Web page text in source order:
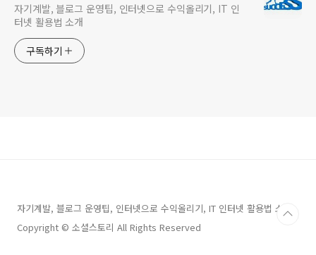
자기계발, 블로그 운영팁, 인터넷으로 수익올리기, IT 인
터넷 활용법 소개
구독하기
자기계발, 블로그 운영팁, 인터넷으로 수익올리기, IT 인터넷 활용법 소개
Copyright © 소셜스토리 All Rights Reserved